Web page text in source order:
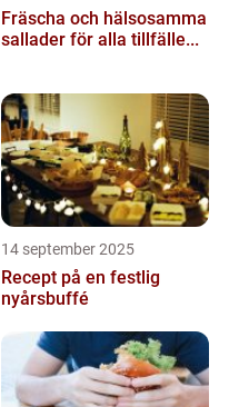
Fräscha och hälsosamma
sallader för alla tillfälle...
14 september 2025
Recept på en festlig
nyårsbuffé